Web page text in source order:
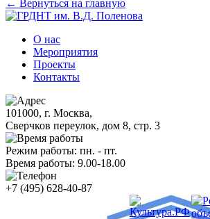
← Вернуться на главную
О нас
Мероприятия
Проекты
Контакты
101000, г. Москва,
Сверчков переулок, дом 8, стр. 3
Режим работы: пн. - пт.
Время работы: 9.00-18.00
+7 (495) 628-40-87